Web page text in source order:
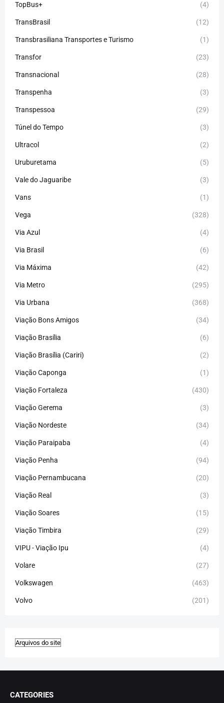
TopBus+ (4)
TransBrasil (12)
Transbrasiliana Transportes e Turismo (1)
Transfor (23)
Transnacional (28)
Transpenha (3)
Transpessoa (29)
Túnel do Tempo (3)
Ultracol (2)
Uruburetama (5)
Vale do Jaguaribe (3)
Vans (1)
Vega (328)
Via Azul (4)
Via Brasil (6)
Via Máxima (42)
Via Metro (295)
Via Urbana (368)
Viação Bons Amigos (34)
Viação Brasília (6)
Viação Brasília (Cariri) (2)
Viação Caponga (1)
Viação Fortaleza (430)
Viação Gerema (3)
Viação Nordeste (34)
Viação Paraipaba (4)
Viação Penha (94)
Viação Pernambucana (20)
Viação Real (3)
Viação Soares (15)
Viação Timbira (29)
VIPU - Viação Ipu (4)
Volare (27)
Volkswagen (463)
Volvo (201)
CATEGORIES